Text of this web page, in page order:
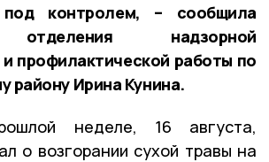
под контролем, – сообщила
отделения надзорной
профилактической работы по
району Ирина Кунина.
неделе, 16 августа,
о возгорании сухой травы на